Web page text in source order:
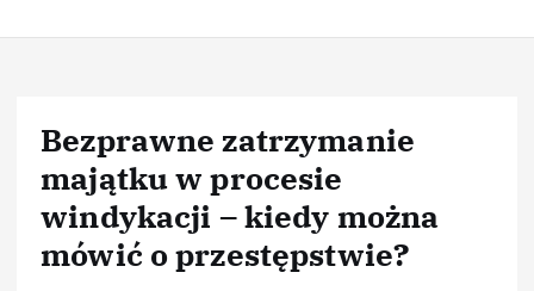
n
Bezprawne zatrzymanie
majątku w procesie
windykacji – kiedy można
mówić o przestępstwie?